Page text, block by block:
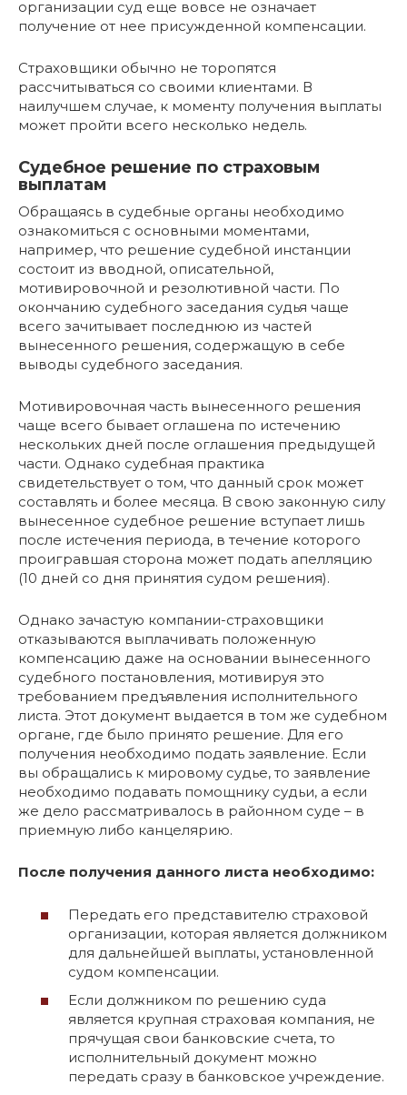
организации суд еще вовсе не означает
получение от нее присужденной компенсации.
Страховщики обычно не торопятся
рассчитываться со своими клиентами. В
наилучшем случае, к моменту получения выплаты
может пройти всего несколько недель.
Судебное решение по страховым
выплатам
Обращаясь в судебные органы необходимо
ознакомиться с основными моментами,
например, что решение судебной инстанции
состоит из вводной, описательной,
мотивировочной и резолютивной части. По
окончанию судебного заседания судья чаще
всего зачитывает последнюю из частей
вынесенного решения, содержащую в себе
выводы судебного заседания.
Мотивировочная часть вынесенного решения
чаще всего бывает оглашена по истечению
нескольких дней после оглашения предыдущей
части. Однако судебная практика
свидетельствует о том, что данный срок может
составлять и более месяца. В свою законную силу
вынесенное судебное решение вступает лишь
после истечения периода, в течение которого
проигравшая сторона может подать апелляцию
(10 дней со дня принятия судом решения).
Однако зачастую компании-страховщики
отказываются выплачивать положенную
компенсацию даже на основании вынесенного
судебного постановления, мотивируя это
требованием предъявления исполнительного
листа. Этот документ выдается в том же судебном
органе, где было принято решение. Для его
получения необходимо подать заявление. Если
вы обращались к мировому судье, то заявление
необходимо подавать помощнику судьи, а если
же дело рассматривалось в районном суде – в
приемную либо канцелярию.
После получения данного листа необходимо:
Передать его представителю страховой
организации, которая является должником
для дальнейшей выплаты, установленной
судом компенсации.
Если должником по решению суда
является крупная страховая компания, не
прячущая свои банковские счета, то
исполнительный документ можно
передать сразу в банковское учреждение.